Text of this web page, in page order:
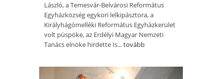
László, a Temesvár-Belvárosi Református
Egyházközség egykori lelkipásztora, a
Királyhágómelléki Református Egyházkerület
volt püspöke, az Erdélyi Magyar Nemzeti
Tanács elnöke hirdette Is...tovább